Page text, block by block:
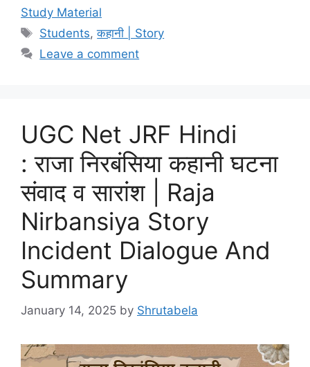
Study Material
Students,कहानी | Story
Leave a comment
UGC Net JRF Hindi
: राजा निरबंसिया कहानी घटना
संवाद व सारांश | Raja
Nirbansiya Story
Incident Dialogue And
Summary
January 14, 2025 by Shrutabela